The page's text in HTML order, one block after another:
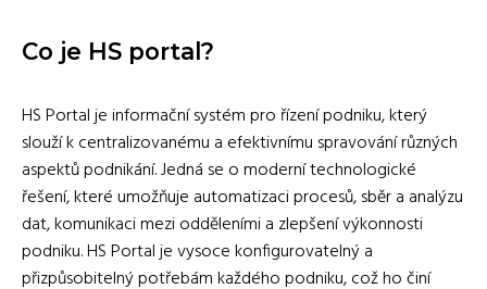
Co je HS portal?
HS Portal je informační systém pro řízení podniku, který
slouží k centralizovanému a efektivnímu spravování různých
aspektů podnikání. Jedná se o moderní technologické
řešení, které umožňuje automatizaci procesů, sběr a analýzu
dat, komunikaci mezi odděleními a zlepšení výkonnosti
podniku. HS Portal je vysoce konfigurovatelný a
přizpůsobitelný potřebám každého podniku, což ho činí